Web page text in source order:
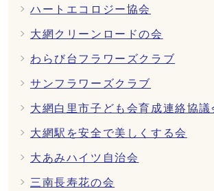
ハートエコロジー協会
大網クリーンロードの会
わらび台フラワーズクラブ
サンフラワーズクラブ
大網白里市子ども会育成連絡協議
大網駅を安全で美しくする会
大あみハイツ自治会
三南長寿花の会